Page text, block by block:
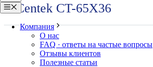
Меню
Компания
О нас
FAQ · ответы на частые вопросы
Отзывы клиентов
Полезные статьи
Centek CT-65X36